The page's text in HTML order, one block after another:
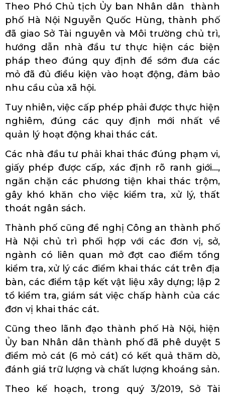
Theo Phó Chủ tịch Ủy ban Nhân dân thành
phố Hà Nội Nguyễn Quốc Hùng, thành phố
đã giao Sở Tài nguyên và Môi trường chủ trì,
hướng dẫn nhà đầu tư thực hiện các biện
pháp theo đúng quy định để sớm đưa các
mỏ đã đủ điều kiện vào hoạt động, đảm bảo
nhu cầu của xã hội.
Tuy nhiên, việc cấp phép phải được thực hiện
nghiêm, đúng các quy định mới nhất về
quản lý hoạt động khai thác cát.
Các nhà đầu tư phải khai thác đúng phạm vi,
giấy phép được cấp, xác định rõ ranh giới…,
ngăn chặn các phương tiện khai thác trộm,
gây khó khăn cho việc kiểm tra, xử lý, thất
thoát ngân sách.
Thành phố cũng đề nghị Công an thành phố
Hà Nội chủ trì phối hợp với các đơn vị, sở,
ngành có liên quan mở đợt cao điểm tổng
kiểm tra, xử lý các điểm khai thác cát trên địa
bàn, các điểm tập kết vật liệu xây dựng; lập 2
tổ kiểm tra, giám sát việc chấp hành của các
đơn vị khai thác cát.
Cũng theo lãnh đạo thành phố Hà Nội, hiện
Ủy ban Nhân dân thành phố đã phê duyệt 5
điểm mỏ cát (6 mỏ cát) có kết quả thăm dò,
đánh giá trữ lượng và chất lượng khoáng sản.
Theo kế hoạch, trong quý 3/2019, Sở Tài